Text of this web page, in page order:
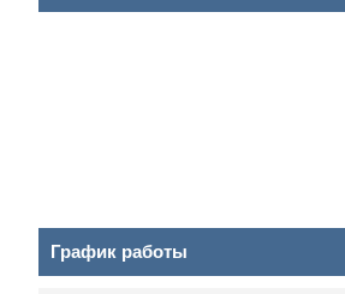
График работы